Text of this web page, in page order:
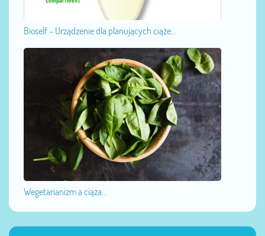
Bioself - Urządzenie dla planujących ciąże...
Wegetarianizm a ciąża...